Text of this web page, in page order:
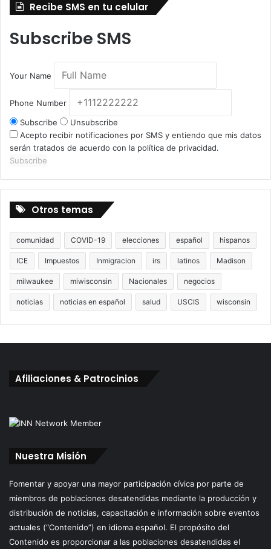
Recibe SMS en tu celular
Subscribe SMS
Your Name
Phone Number
Subscribe
Unsubscribe
Acepto recibir notificaciones por SMS y entiendo que mis datos
serán tratados de acuerdo con la política de privacidad.
Subscribe
Otros temas
comunidad COVID-19 elecciones español hispanos
ICE Impuestos Inmigracion irs latinos Madison
milwaukee miwisconsin Nacionales negocios
noticias noticias en español salud USCIS wisconsin
Afiliaciones & Patrocinios
Nuestra Misión
Fomentar y apoyar una mayor participación cívica por parte de
miembros de poblaciones desatendidas mediante la producción y
distribución de noticias, capacitación e información sobre eventos
actuales (“Contenido”) en idioma español. El propósito del
Contenido es proporcionar a las poblaciones desatendidas el